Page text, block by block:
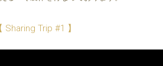
Trip #1 】